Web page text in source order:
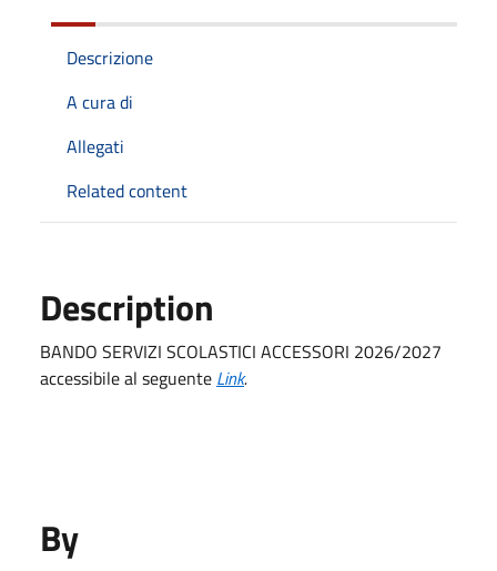
Descrizione
A cura di
Allegati
Related content
Description
BANDO SERVIZI SCOLASTICI ACCESSORI 2026/2027
accessibile al seguente Link.
By